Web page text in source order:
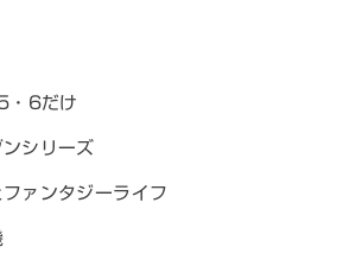
・6だけ
シリーズ
ファンタジーライフ